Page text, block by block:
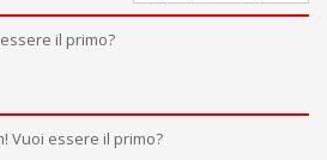
il primo?
Vuoi essere il primo?